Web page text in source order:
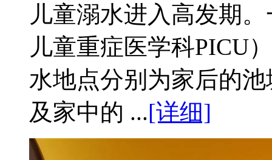
儿童溺水进入高发期
儿童重症医学科PICU
水地点分别为家后的
及家中的 ...[详细]